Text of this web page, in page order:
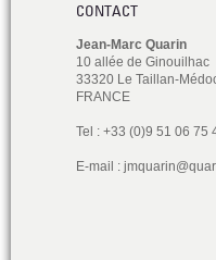
CONTACT
Jean-Marc Quarin
10 allée de Ginouilhac
33320 Le Taillan-
FRANCE
Tel : +33 (0)9 51 06 75
E-mail :